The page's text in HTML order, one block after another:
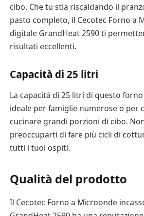
cibo. Che tu stia riscaldando il
pasto completo, il Cecotec Forno a
digitale GrandHeat 2590 ti
risultati eccellenti.
Capacità di 25 litri
La capacità di 25 litri di questo
ideale per famiglie numerose o per
cucinare grandi porzioni di cibo.
preoccuparti di fare più cicli di
tutti i tuoi ospiti.
Qualità del prodotto
Il Cecotec Forno a Microonde